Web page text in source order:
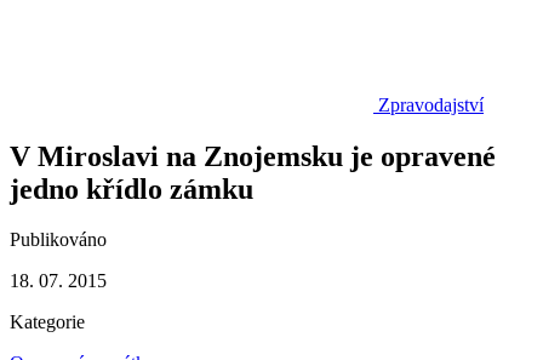
Zpravodajství
V Miroslavi na Znojemsku je opravené
jedno křídlo zámku
Publikováno
18. 07. 2015
Kategorie